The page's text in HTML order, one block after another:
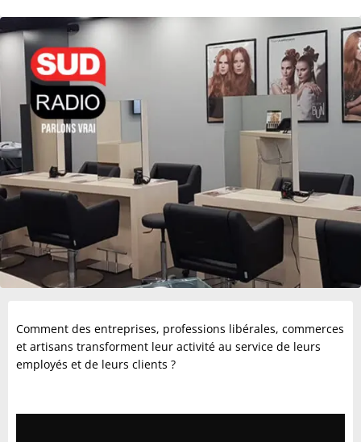
Comment des entreprises, professions libérales, commerces
et artisans transforment leur activité au service de leurs
employés et de leurs clients ?